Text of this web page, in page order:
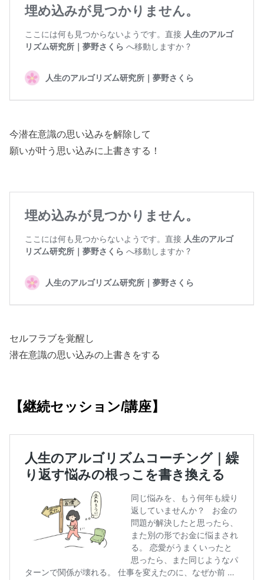
今潜在意識の思い込みを解除して
願いが叶う思い込みに上書きする！
セルフラブを覚醒し
潜在意識の思い込みの上書きをする
【継続セッション/講座】